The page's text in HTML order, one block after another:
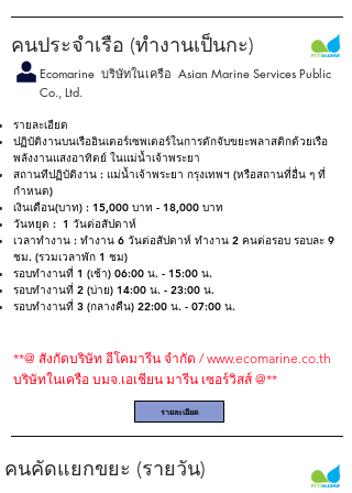
คนประจำเรือ (ทำงานเป็นกะ)
Ecomarine บริษัทในเครือ Asian Marine Services Public
Co., Ltd.
รายละเอียด
ปฏิบัติงานบนเรืออินเตอร์เซพเตอร์ในการดักจับขยะพลาสติกด้วยเรือ
พลังงานแสงอาทิตย์ ในแม่น้ำเจ้าพระยา
สถานทีปฏิบัติงาน : แม่น้ำเจ้าพระยา กรุงเทพฯ (หรือสถานที่อื่น ๆ ที่
กำหนด)
เงินเดือน(บาท) : 15,000 บาท - 18,000 บาท
วันหยุด : 1 วันต่อสัปดาห์
เวลาทํางาน : ทำงาน 6 วันต่อสัปดาห์ ทำงาน 2 คนต่อรอบ รอบละ 9
ชม. (รวมเวลาพัก 1 ชม)
รอบทำงานที่ 1 (เช้า) 06:00 น. - 15:00 น.​
รอบทำงานที่ 2 (บ่าย) 14:00 น. - 23:00 น.
รอบทำงานที่ 3 (กลางคืน) 22:00 น. - 07:00 น.
**@ สังกัดบริษัท อีโคมารีน จํากัด /www.ecomarine.co.th
บริษัทในเครือ บมจ.เอเชียน มารีน เซอร์วิสส์ @**
รายละเอียด
คนคัดแยกขยะ (รายวัน)